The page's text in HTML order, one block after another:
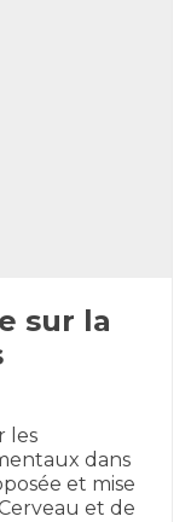
sur la
les
dans
et mise
et de